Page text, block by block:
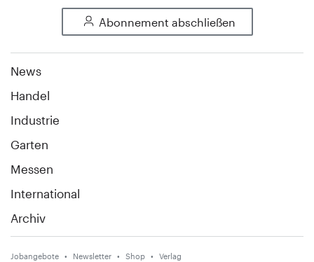
Abonnement abschließen
News
Handel
Industrie
Garten
Messen
International
Archiv
Jobangebote Newsletter Shop Verlag